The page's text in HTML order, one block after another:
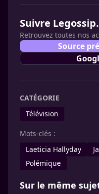
Suivre
Retrouvez toutes nos
Source
CATÉGORIE
Télévision
Mots-clés :
Laeticia Hallyday
Polémique
Sur le même